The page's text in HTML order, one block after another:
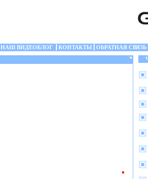
НАШ ВИДЕОБЛОГ КОНТАКТЫ ОБРАТНАЯ СВЯЗЬ